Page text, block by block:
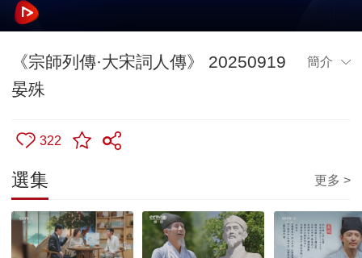
《宗師列傳·大宋詞人傳》 20250919
晏殊
簡介
322
選集 更多 >